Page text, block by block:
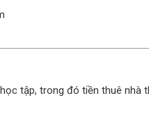
tập, trong đó tiền thuê nhà